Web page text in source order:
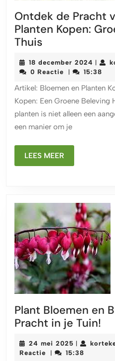
Ontdek de Pracht
Planten Kopen:
ThuisOntdek
Pracht
Bloemen
en
Planten
Kopen:
Groen
Genot
voor
18 december 2024 18|
0 Reactie | 15:38
Artikel: Bloemen en Planten
Kopen: Een Groene Beleving
planten is niet alleen een
een manier om je
LEES MEER
MEER
Plant Bloemen en
Pracht in je Tuin!
en
24 mei 2025 24
mei
|
Reactie
| 15:38